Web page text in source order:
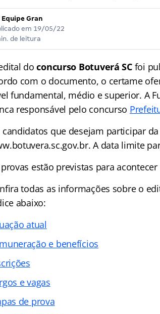
Equipe Gran
em 19/05/22
de leitura
doconcurso Botuverá SCfoi
com o documento, o certame
fundamental, médio e superior. A
responsável pelo concurso
candidatos que desejam participar
A data limite
estão previstas para
todas as informações sobre o
abaixo:
atual
e benefícios
e vagas
de prova